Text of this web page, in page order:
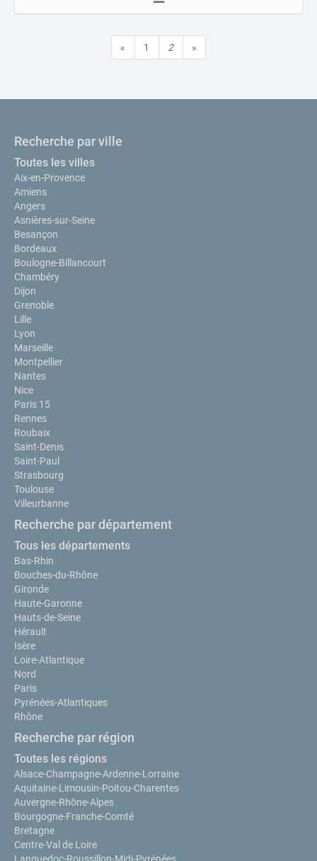
« 1 2 »
Recherche par ville
Toutes les villes
Aix-en-Provence
Amiens
Angers
Asnières-sur-Seine
Besançon
Bordeaux
Boulogne-Billancourt
Chambéry
Dijon
Grenoble
Lille
Lyon
Marseille
Montpellier
Nantes
Nice
Paris 15
Rennes
Roubaix
Saint-Denis
Saint-Paul
Strasbourg
Toulouse
Villeurbanne
Recherche par département
Tous les départements
Bas-Rhin
Bouches-du-Rhône
Gironde
Haute-Garonne
Hauts-de-Seine
Hérault
Isère
Loire-Atlantique
Nord
Paris
Pyrénées-Atlantiques
Rhône
Recherche par région
Toutes les régions
Alsace-Champagne-Ardenne-Lorraine
Aquitaine-Limousin-Poitou-Charentes
Auvergne-Rhône-Alpes
Bourgogne-Franche-Comté
Bretagne
Centre-Val de Loire